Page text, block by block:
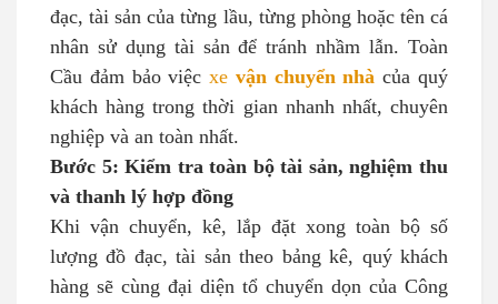
đạc, tài sản của từng lầu, từng phòng hoặc tên cá
nhân sử dụng tài sản để tránh nhầm lẫn. Toàn
Cầu đảm bảo việcxe vận chuyển nhà của quý
khách hàng trong thời gian nhanh nhất, chuyên
nghiệp và an toàn nhất.
Bước 5: Kiểm tra toàn bộ tài sản, nghiệm thu
và thanh lý hợp đồng
Khi vận chuyển, kê, lắp đặt xong toàn bộ số
lượng đồ đạc, tài sản theo bảng kê, quý khách
hàng sẽ cùng đại diện tổ chuyển dọn của Công